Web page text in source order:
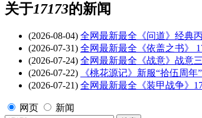
关于17173的新闻
(2026-08-04) 全网最新最全《问道》经典
(2026-07-31) 全网最新最全《依盖之书》
(2026-07-24) 全网最新最全《战意》战意
(2026-07-22)
《桃花源记》新服“拾伍周年
(2026-07-21) 全网最新最全《装甲战争》
网页 新闻